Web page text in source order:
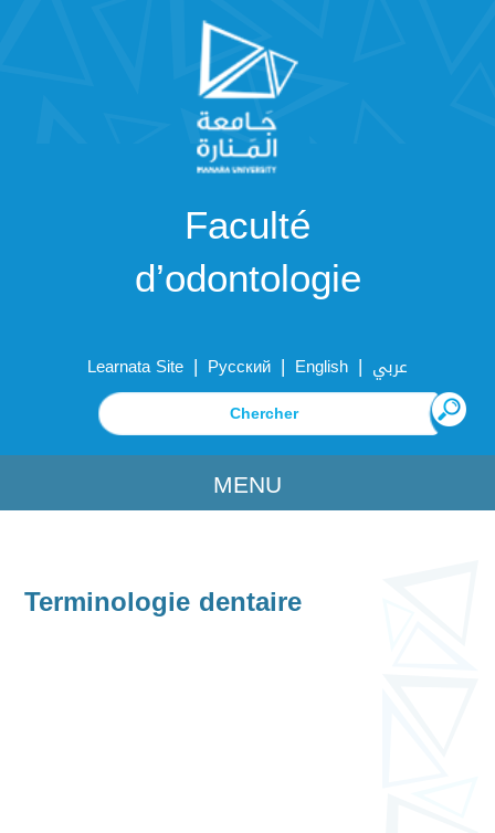
Faculté
d’odontologie
Learnata Site | Русский | English | عربي
MENU
Terminologie dentaire